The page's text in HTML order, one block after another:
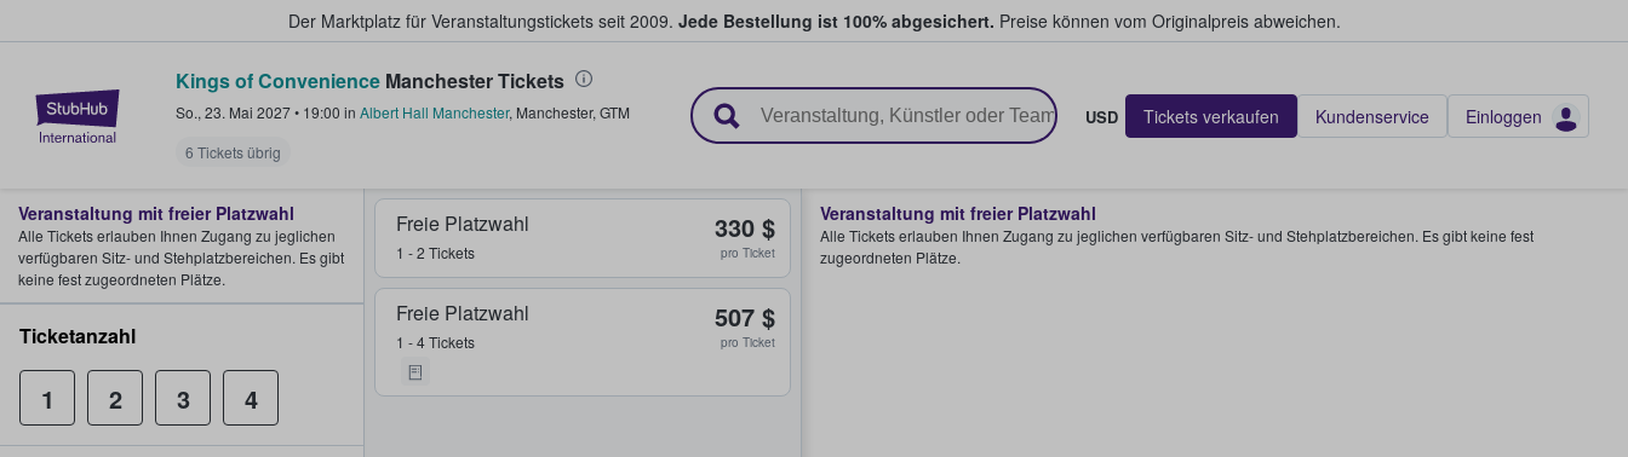
Der Marktplatz für Veranstaltungstickets seit 2009. Jede Bestellung ist 100% abgesichert. Preise können vom Originalpreis abweichen.
StubHub - Wo Fans Tickets kaufen & verkaufen
Kings of Convenience Manchester Tickets
So., 23. Mai 2027• 19:00 in Albert Hall Manchester, Manchester, GTM
6 Tickets übrig
USD Tickets verkaufen Kundenservice Einloggen
Freie Platzwahl
1 - 2 Tickets
330 $
pro Ticket
Freie Platzwahl
1 - 4 Tickets
507 $
pro Ticket
Veranstaltung mit freier Platzwahl
Alle Tickets erlauben Ihnen Zugang zu jeglichen verfügbaren Sitz- und Stehplatzbereichen. Es gibt keine fest
zugeordneten Plätze.
Veranstaltung mit freier Platzwahl
Alle Tickets erlauben Ihnen Zugang zu jeglichen
verfügbaren Sitz- und Stehplatzbereichen. Es gibt
keine fest zugeordneten Plätze.
Ticketanzahl
1 2 3 4